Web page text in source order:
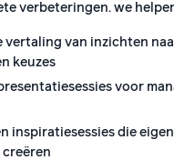
verbeteringen. we
vertaling van inzichten
keuzes
voor
inspiratiesessies die